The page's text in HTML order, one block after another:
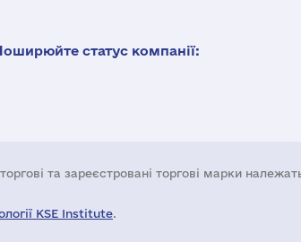
статус компанії:
та зареєстровані торгові марки
KSE Institute.